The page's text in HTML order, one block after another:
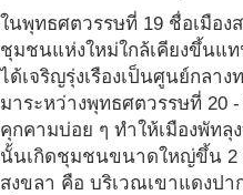
ในพุทธศตวรรษที่ 19 ชื่อเมือง
ชุมชนแห่งใหม่ใกล้เคียงขึ้นแท
ได้เจริญรุ่งเรืองเป็นศูนย์กลา
มาระหว่างพุทธศตวรรษที่ 20
คุกคามบ่อย ๆ ทำให้เมืองพัทลุ
นั้นเกิดชุมชนขนาดใหญ่ขึ้น 2
สงขลา คือ บริเวณเขาแดงปา